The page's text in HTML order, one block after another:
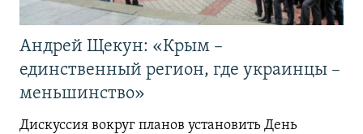
Андрей Щекун: «Крым –
единственный регион, где украинцы –
меньшинство»
Дискуссия вокруг планов установить День